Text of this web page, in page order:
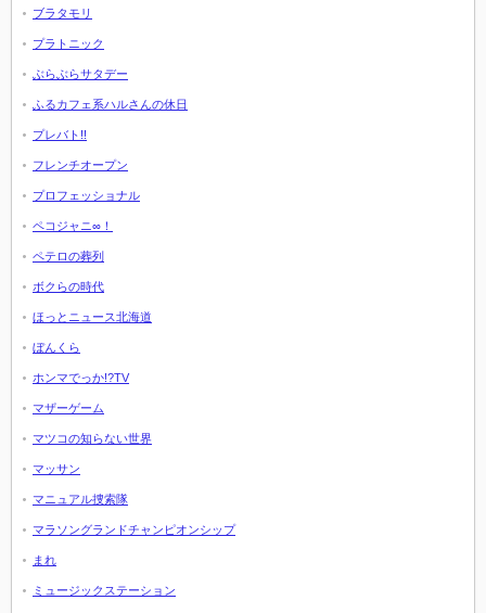
ブラタモリ
プラトニック
ぶらぶらサタデー
ふるカフェ系ハルさんの休日
プレバト!!
フレンチオープン
プロフェッショナル
ペコジャニ∞！
ペテロの葬列
ボクらの時代
ほっとニュース北海道
ぼんくら
ホンマでっか!?TV
マザーゲーム
マツコの知らない世界
マッサン
マニュアル捜索隊
マラソングランドチャンピオンシップ
まれ
ミュージックステーション